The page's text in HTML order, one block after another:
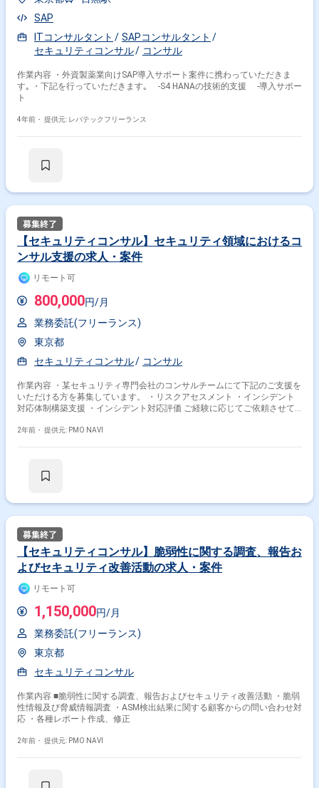
SAP
ITコンサルタント
SAPコンサルタント
セキュリティコンサル
コンサル
作業内容 ・外資製薬業向けSAP導入サポート案件に携わっていただきま
す｡ ・下記を行っていただきます｡ -S4 HANAの技術的支援 -導入サポー
ト
4年前・ 提供元: レバテックフリーランス
【セキュリティコンサル】セキュリティ領域におけるコ
ンサル支援の求人・案件
リモート可
800,000円/月
業務委託(フリーランス)
東京都
セキュリティコンサル
コンサル
作業内容 ・某セキュリティ専門会社のコンサルチームにて下記のご支援を
いただける方を募集しています。 ・リスクアセスメント ・インシデント
対応体制構築支援 ・インシデント対応評価 ご経験に応じてご依頼させて
ンサル全般（顧客折衝、資料作成等）をご対応いただく想定です。 詳細は
2年前・ 提供元: PMO NAVI
【セキュリティコンサル】脆弱性に関する調査、報告お
よびセキュリティ改善活動の求人・案件
リモート可
1,150,000円/月
業務委託(フリーランス)
東京都
セキュリティコンサル
作業内容 ■脆弱性に関する調査、報告およびセキュリティ改善活動 ・脆弱
性情報及び脅威情報調査 ・ASM検出結果に関する顧客からの問い合わせ対
応 ・各種レポート作成、修正
2年前・ 提供元: PMO NAVI